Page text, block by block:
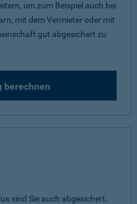
um zum Beispiel auch bei
mit dem Vermieter oder mit
gut abgesichert zu
berechnen
sind Sie auch abgesichert,